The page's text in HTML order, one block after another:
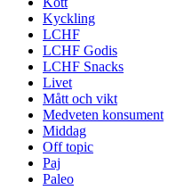
Kyckling
LCHF
LCHF Godis
LCHF Snacks
Livet
Mått och vikt
Medveten konsument
Middag
Off topic
Paj
Paleo